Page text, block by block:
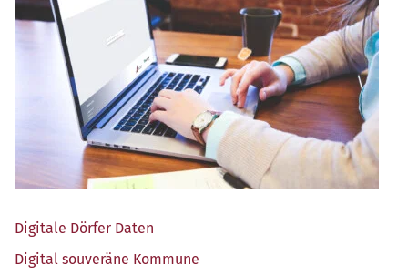
Digi­ta­le Dör­fer Daten
Digi­tal sou­ve­rä­ne Kommune